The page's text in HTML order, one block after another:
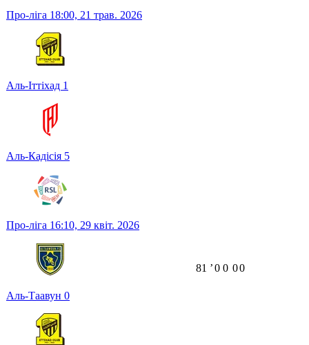
Про-ліга 18:00, 21 трав. 2026
Аль-Іттіхад 1
Аль-Кадісія 5
Про-ліга 16:10, 29 квіт. 2026
Аль-Таавун 0
81 ʼ0 0 00